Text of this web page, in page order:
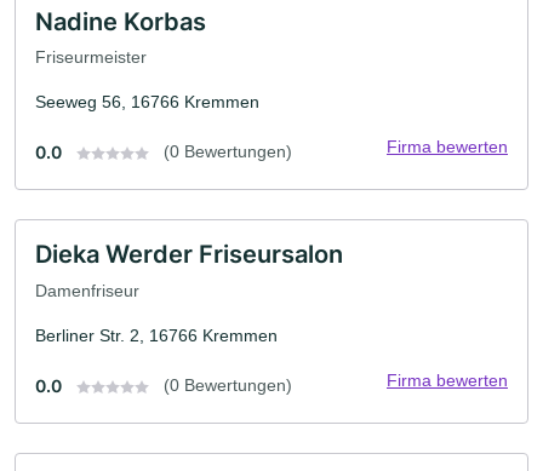
Nadine Korbas
Friseurmeister
Seeweg 56, 16766 Kremmen
0.0 (0 Bewertungen) Firma bewerten
Dieka Werder Friseursalon
Damenfriseur
Berliner Str. 2, 16766 Kremmen
0.0 (0 Bewertungen) Firma bewerten